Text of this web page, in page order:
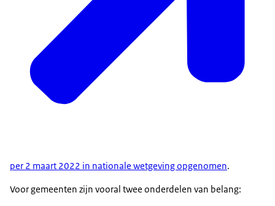
per 2 maart 2022 in nationale wetgeving opgenomen.
Voor gemeenten zijn vooral twee onderdelen van belang: